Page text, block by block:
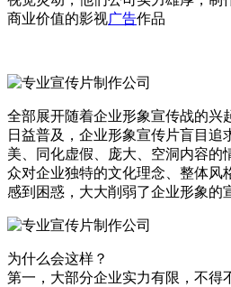
商业价值的影视广告作品
全部展开随着企业形象宣传战的兴
日益普及，企业形象宣传片盲目追
美、同化虚假、庞大、空洞内容的
众对企业独特的文化理念、整体风
感到困惑，大大削弱了企业形象的
为什么会这样？
第一，大部分企业实力有限，不得